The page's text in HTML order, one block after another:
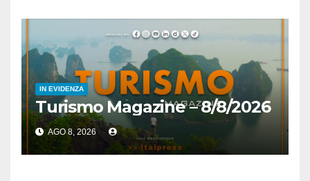
IN EVIDENZA
Turismo Magazine – 8/8/2026
AGO 8, 2026